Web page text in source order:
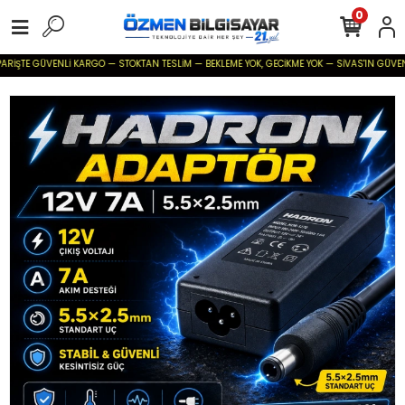
GÜVENLİ KARGO — STOKTAN TESLİM — BEKLEME YOK, GECİKME YOK — SİVAS'IN GÜVENİLİR
0